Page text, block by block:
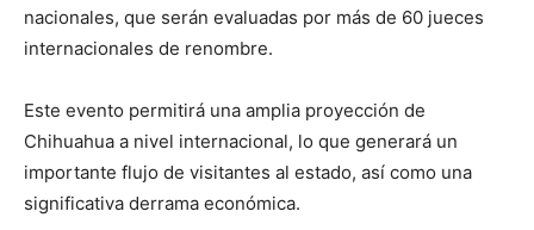
nacionales, que serán evaluadas por más de 60 jueces
internacionales de renombre.
Este evento permitirá una amplia proyección de
Chihuahua a nivel internacional, lo que generará un
importante flujo de visitantes al estado, así como una
significativa derrama económica.